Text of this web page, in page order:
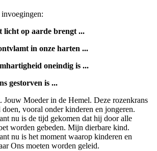
licht op aarde brengt ...
in onze harten ...
oneindig is ...
gestorven is ...
Moeder in de Hemel. Deze rozenkrans
vooral onder kinderen en jongeren.
nu is de tijd gekomen dat hij door alle
worden gebeden. Mijn dierbare kind.
nu is het moment waarop kinderen en
Ons moeten worden geleid.